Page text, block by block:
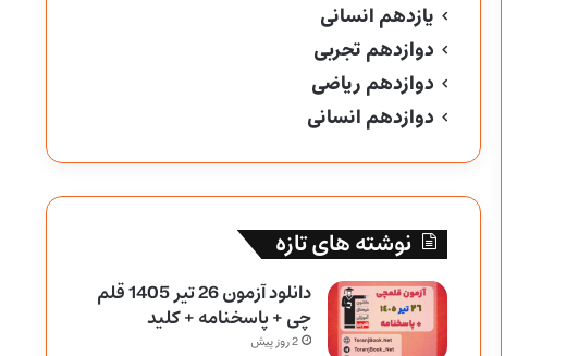
یازدهم انسانی
دوازدهم تجربی
دوازدهم ریاضی
دوازدهم انسانی
نوشته های تازه
دانلود آزمون 26 تیر 1405 قلم
چی + پاسخنامه + کلید
2 روز پیش